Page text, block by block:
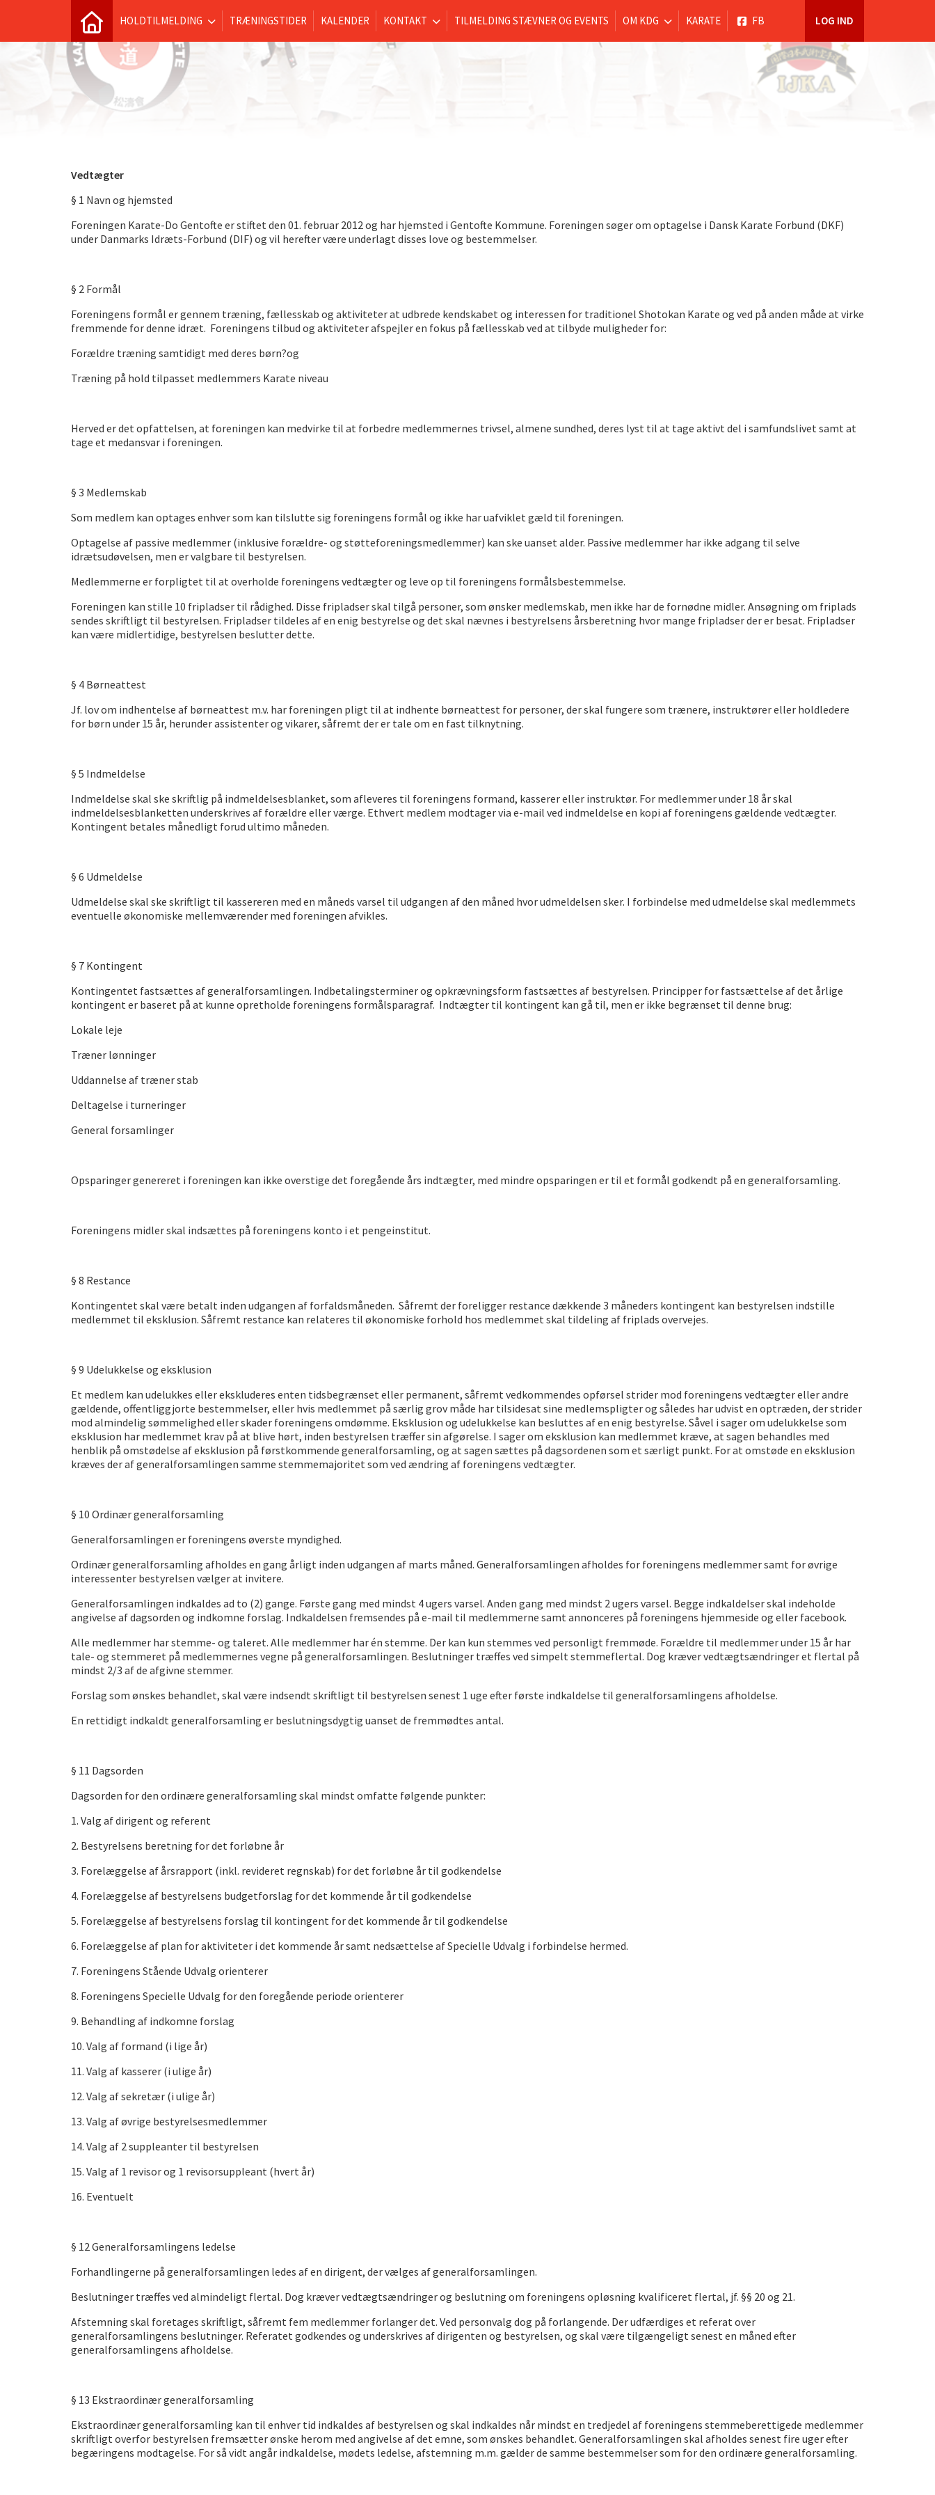
HOLDTILMELDING TRÆNINGSTIDER KALENDER KONTAKT TILMELDING STÆVNER OG EVENTS OM KDG KARATE FB LOG IND
Vedtægter
§ 1 Navn og hjemsted
Foreningen Karate-Do Gentofte er stiftet den 01. februar 2012 og har hjemsted i Gentofte Kommune. Foreningen søger om optagelse i Dansk Karate Forbund (DKF)
under Danmarks Idræts-Forbund (DIF) og vil herefter være underlagt disses love og bestemmelser.
§ 2 Formål
Foreningens formål er gennem træning, fællesskab og aktiviteter at udbrede kendskabet og interessen for traditionel Shotokan Karate og ved på anden måde at virke
fremmende for denne idræt. Foreningens tilbud og aktiviteter afspejler en fokus på fællesskab ved at tilbyde muligheder for:
Forældre træning samtidigt med deres børn?og
Træning på hold tilpasset medlemmers Karate niveau
Herved er det opfattelsen, at foreningen kan medvirke til at forbedre medlemmernes trivsel, almene sundhed, deres lyst til at tage aktivt del i samfundslivet samt at
tage et medansvar i foreningen.
§ 3 Medlemskab
Som medlem kan optages enhver som kan tilslutte sig foreningens formål og ikke har uafviklet gæld til foreningen.
Optagelse af passive medlemmer (inklusive forældre- og støtteforeningsmedlemmer) kan ske uanset alder. Passive medlemmer har ikke adgang til selve
idrætsudøvelsen, men er valgbare til bestyrelsen.
Medlemmerne er forpligtet til at overholde foreningens vedtægter og leve op til foreningens formålsbestemmelse.
Foreningen kan stille 10 fripladser til rådighed. Disse fripladser skal tilgå personer, som ønsker medlemskab, men ikke har de fornødne midler. Ansøgning om friplads
sendes skriftligt til bestyrelsen. Fripladser tildeles af en enig bestyrelse og det skal nævnes i bestyrelsens årsberetning hvor mange fripladser der er besat. Fripladser
kan være midlertidige, bestyrelsen beslutter dette.
§ 4 Børneattest
Jf. lov om indhentelse af børneattest m.v. har foreningen pligt til at indhente børneattest for personer, der skal fungere som trænere, instruktører eller holdledere
for børn under 15 år, herunder assistenter og vikarer, såfremt der er tale om en fast tilknytning.
§ 5 Indmeldelse
Indmeldelse skal ske skriftlig på indmeldelsesblanket, som afleveres til foreningens formand, kasserer eller instruktør. For medlemmer under 18 år skal
indmeldelsesblanketten underskrives af forældre eller værge. Ethvert medlem modtager via e-mail ved indmeldelse en kopi af foreningens gældende vedtægter.
Kontingent betales månedligt forud ultimo måneden.
§ 6 Udmeldelse
Udmeldelse skal ske skriftligt til kassereren med en måneds varsel til udgangen af den måned hvor udmeldelsen sker. I forbindelse med udmeldelse skal medlemmets
eventuelle økonomiske mellemværender med foreningen afvikles.
§ 7 Kontingent
Kontingentet fastsættes af generalforsamlingen. Indbetalingsterminer og opkrævningsform fastsættes af bestyrelsen. Principper for fastsættelse af det årlige
kontingent er baseret på at kunne opretholde foreningens formålsparagraf. Indtægter til kontingent kan gå til, men er ikke begrænset til denne brug:
Lokale leje
Træner lønninger
Uddannelse af træner stab
Deltagelse i turneringer
General forsamlinger
Opsparinger genereret i foreningen kan ikke overstige det foregående års indtægter, med mindre opsparingen er til et formål godkendt på en generalforsamling.
Foreningens midler skal indsættes på foreningens konto i et pengeinstitut.
§ 8 Restance
Kontingentet skal være betalt inden udgangen af forfaldsmåneden. Såfremt der foreligger restance dækkende 3 måneders kontingent kan bestyrelsen indstille
medlemmet til eksklusion. Såfremt restance kan relateres til økonomiske forhold hos medlemmet skal tildeling af friplads overvejes.
§ 9 Udelukkelse og eksklusion
Et medlem kan udelukkes eller ekskluderes enten tidsbegrænset eller permanent, såfremt vedkommendes opførsel strider mod foreningens vedtægter eller andre
gældende, offentliggjorte bestemmelser, eller hvis medlemmet på særlig grov måde har tilsidesat sine medlemspligter og således har udvist en optræden, der strider
mod almindelig sømmelighed eller skader foreningens omdømme. Eksklusion og udelukkelse kan besluttes af en enig bestyrelse. Såvel i sager om udelukkelse som
eksklusion har medlemmet krav på at blive hørt, inden bestyrelsen træffer sin afgørelse. I sager om eksklusion kan medlemmet kræve, at sagen behandles med
henblik på omstødelse af eksklusion på førstkommende generalforsamling, og at sagen sættes på dagsordenen som et særligt punkt. For at omstøde en eksklusion
kræves der af generalforsamlingen samme stemmemajoritet som ved ændring af foreningens vedtægter.
§ 10 Ordinær generalforsamling
Generalforsamlingen er foreningens øverste myndighed.
Ordinær generalforsamling afholdes en gang årligt inden udgangen af marts måned. Generalforsamlingen afholdes for foreningens medlemmer samt for øvrige
interessenter bestyrelsen vælger at invitere.
Generalforsamlingen indkaldes ad to (2) gange. Første gang med mindst 4 ugers varsel. Anden gang med mindst 2 ugers varsel. Begge indkaldelser skal indeholde
angivelse af dagsorden og indkomne forslag. Indkaldelsen fremsendes på e-mail til medlemmerne samt annonceres på foreningens hjemmeside og eller facebook.
Alle medlemmer har stemme- og taleret. Alle medlemmer har én stemme. Der kan kun stemmes ved personligt fremmøde. Forældre til medlemmer under 15 år har
tale- og stemmeret på medlemmernes vegne på generalforsamlingen. Beslutninger træffes ved simpelt stemmeflertal. Dog kræver vedtægtsændringer et flertal på
mindst 2/3 af de afgivne stemmer.
Forslag som ønskes behandlet, skal være indsendt skriftligt til bestyrelsen senest 1 uge efter første indkaldelse til generalforsamlingens afholdelse.
En rettidigt indkaldt generalforsamling er beslutningsdygtig uanset de fremmødtes antal.
§ 11 Dagsorden
Dagsorden for den ordinære generalforsamling skal mindst omfatte følgende punkter:
1. Valg af dirigent og referent
2. Bestyrelsens beretning for det forløbne år
3. Forelæggelse af årsrapport (inkl. revideret regnskab) for det forløbne år til godkendelse
4. Forelæggelse af bestyrelsens budgetforslag for det kommende år til godkendelse
5. Forelæggelse af bestyrelsens forslag til kontingent for det kommende år til godkendelse
6. Forelæggelse af plan for aktiviteter i det kommende år samt nedsættelse af Specielle Udvalg i forbindelse hermed.
7. Foreningens Stående Udvalg orienterer
8. Foreningens Specielle Udvalg for den foregående periode orienterer
9. Behandling af indkomne forslag
10. Valg af formand (i lige år)
11. Valg af kasserer (i ulige år)
12. Valg af sekretær (i ulige år)
13. Valg af øvrige bestyrelsesmedlemmer
14. Valg af 2 suppleanter til bestyrelsen
15. Valg af 1 revisor og 1 revisorsuppleant (hvert år)
16. Eventuelt
§ 12 Generalforsamlingens ledelse
Forhandlingerne på generalforsamlingen ledes af en dirigent, der vælges af generalforsamlingen.
Beslutninger træffes ved almindeligt flertal. Dog kræver vedtægtsændringer og beslutning om foreningens opløsning kvalificeret flertal, jf. §§ 20 og 21.
Afstemning skal foretages skriftligt, såfremt fem medlemmer forlanger det. Ved personvalg dog på forlangende. Der udfærdiges et referat over
generalforsamlingens beslutninger. Referatet godkendes og underskrives af dirigenten og bestyrelsen, og skal være tilgængeligt senest en måned efter
generalforsamlingens afholdelse.
§ 13 Ekstraordinær generalforsamling
Ekstraordinær generalforsamling kan til enhver tid indkaldes af bestyrelsen og skal indkaldes når mindst en tredjedel af foreningens stemmeberettigede medlemmer
skriftligt overfor bestyrelsen fremsætter ønske herom med angivelse af det emne, som ønskes behandlet. Generalforsamlingen skal afholdes senest fire uger efter
begæringens modtagelse. For så vidt angår indkaldelse, mødets ledelse, afstemning m.m. gælder de samme bestemmelser som for den ordinære generalforsamling.